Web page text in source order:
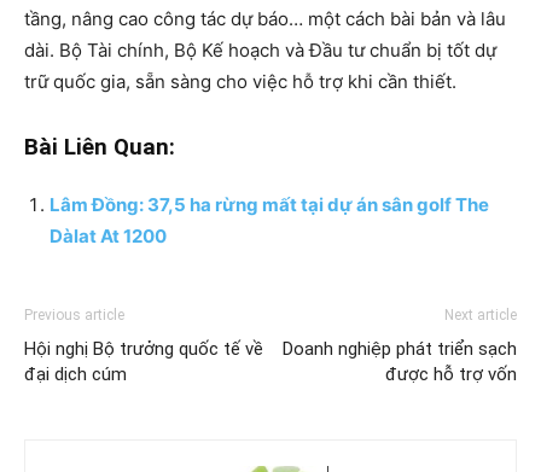
tầng, nâng cao công tác dự báo… một cách bài bản và lâu
dài. Bộ Tài chính, Bộ Kế hoạch và Đầu tư chuẩn bị tốt dự
trữ quốc gia, sẵn sàng cho việc hỗ trợ khi cần thiết.
Bài Liên Quan:
Lâm Đồng: 37,5 ha rừng mất tại dự án sân golf The
Dàlat At 1200
Previous article
Hội nghị Bộ trưởng quốc tế về
đại dịch cúm
Next article
Doanh nghiệp phát triển sạch
được hỗ trợ vốn